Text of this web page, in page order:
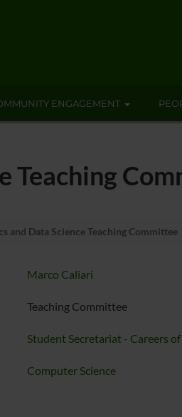
ENGAGEMENT
Teaching
and Data Science Teaching Committee
Marco Caliari
Teaching Committee
Student Secretariat - Careers
Computer Science